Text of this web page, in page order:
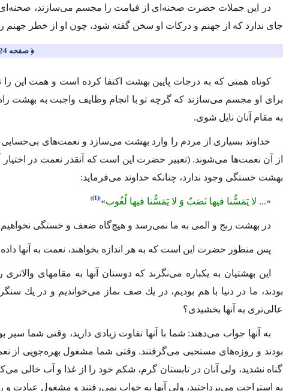
در این جملات حضرت صحنه‌اى از قیامت را مجسم مى‌سازند، صحنه‌اى
جاى ندارد كه از جهنم و دركات او سخن گفته شود، چون او از خطر
﴿ صفحه 124 ﴾
كوتاه همتى كه به درجات پایین بهشت اكتفا كرده است و همت این را
براى او مجسم مى‌سازند كه گرچه تو با انجام وظایف واجبت به بهشت
به مقام آنان نایل شوى.
خداوند بسیارى از مردم را وارد بهشت مى‌سازد و نعمت‌هاى بى‌حسابى
از آن نعمت‌ها مى‌شوند. (تعبیر حضرت این است كه آنقدر نعمت در اختیار
بهشت خستگى وجود ندارد، چنانكه خداوند مى‌فرماید:
«... لا یَمَسُّنا فیها نَصَبٌ وَ لا یَمَسُّنا فیها لُغُوب»
(1)
در بهشت رنج و المى به ما نمى‌رسد و هیچ‌گاه ضعف و خستگى
پس منظور حضرت این است كه به هر اندازه بخواهند، نعمت به آنها
این بهشتیان به یكباره مى‌نگرند كه دوستان آنها به مقامهاى
بودند، ما در دنیا با هم بودیم، در یك صف نماز مى‌خواندیم و در یك
عالى‌ترى به آنها بخشیدى؟
به آنها جواب مى‌دهند: شما با آنها تفاوت زیادى دارید، وقتى شما سیر
بودند و روزه‌هاى مستحبى مى‌گرفتند. وقتى شما مشغول بهره‌جویى از
گناه نشدید، ولى آنان در تابستان گرم، شكم خود را از غذا و آب خالى
به استراحت مى‌پرداختید، ولى آنها به خواب نمى‌رفتند و مشغول عبادت و